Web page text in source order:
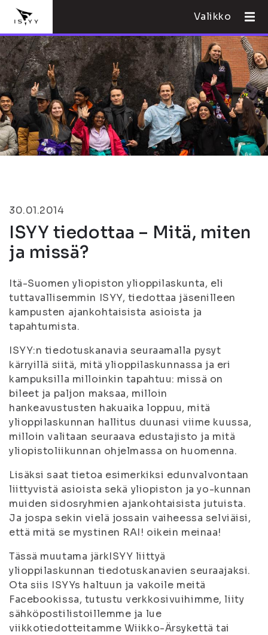
Valikko
30.01.2014
ISYY tiedottaa – Mitä, miten
ja missä?
Itä-Suomen yliopiston ylioppilaskunta, eli
tuttavallisemmin ISYY, tiedottaa jäsenilleen
kampusten ajankohtaisista asioista ja
tapahtumista.
ISYY:n tiedotuskanavia seuraamalla pysyt
kärryillä siitä, mitä ylioppilaskunnassa ja eri
kampuksilla milloinkin tapahtuu: missä on
bileet ja paljon maksaa, milloin
hankeavustusten hakuaika loppuu, mitä
ylioppilaskunnan hallitus duunasi viime kuussa,
milloin valitaan seuraava edustajisto ja mitä
yliopistoliikunnan ohjelmassa on huomenna.
Lisäksi saat tietoa esimerkiksi edunvalvontaan
liittyvistä asioista sekä yliopiston ja yo-kunnan
muiden sidosryhmien ajankohtaisista jutuista.
Ja jospa sekin vielä jossain vaiheessa selviäisi,
että mitä se mystinen RAI! oikein meinaa!
Tässä muutama järkISYY liittyä
ylioppilaskunnan tiedotuskanavien seuraajaksi.
Ota siis ISYYs haltuun ja vakoile meitä
Facebookissa, tutustu verkkosivuihimme, liity
sähköpostilistoillemme ja lue
viikkotiedotteitamme Wiikko-Ärsykettä tai